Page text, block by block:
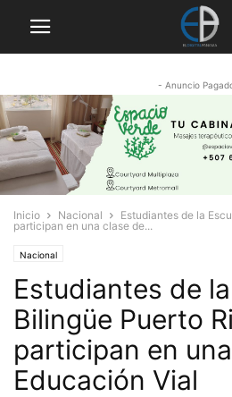
- Anuncio
Inicio Nacional
Estudiantes de la
participan en una clase de...
Nacional
Estudiantes de
Bilingüe Puerto
participan en
Educación Vial